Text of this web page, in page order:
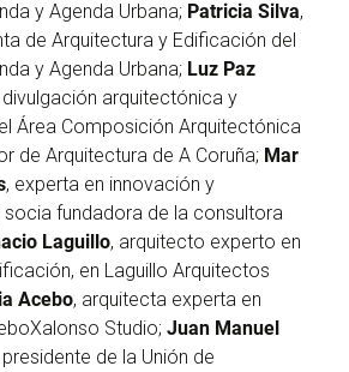
y Agenda Urbana; Patricia Silva,
de Arquitectura y Edificación del
y Agenda Urbana; Luz Paz
arquitectónica y
Área Composición Arquitectónica
de Arquitectura de A Coruña; Mar
, experta en innovación y
fundadora de la consultora
Laguillo, arquitecto experto en
en Laguillo Arquitectos
Acebo, arquitecta experta en
Studio; Juan Manuel
presidente de la Unión de